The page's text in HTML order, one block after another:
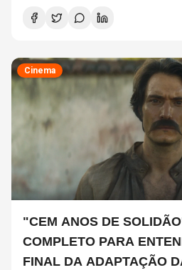
Cinema
"CEM ANOS DE
COMPLETO PARA
FINAL DA ADAPTAÇÃO